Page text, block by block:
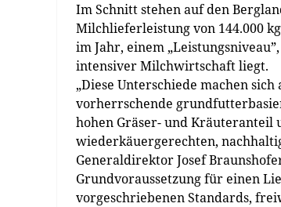
Im Schnitt stehen auf den
Milchlieferleistung von 144.000
im Jahr, einem
intensiver Milchwirtschaft liegt.
„Diese Unterschiede machen
vorherrschende
hohen Gräser- und
wiederkäuergerechten,
Generaldirektor Josef
Grundvoraussetzung für einen
vorgeschriebenen Standards,